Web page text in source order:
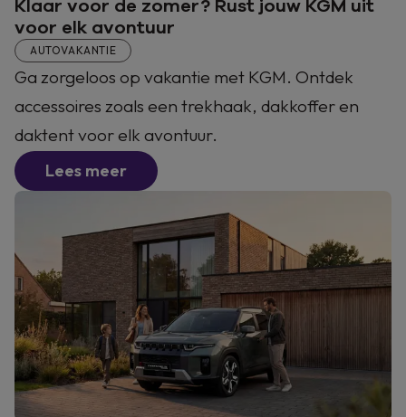
Klaar voor de zomer? Rust jouw KGM uit
voor elk avontuur
AUTOVAKANTIE
Ga zorgeloos op vakantie met KGM. Ontdek
accessoires zoals een trekhaak, dakkoffer en
daktent voor elk avontuur.
Lees meer